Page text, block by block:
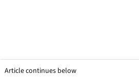
Article continues below